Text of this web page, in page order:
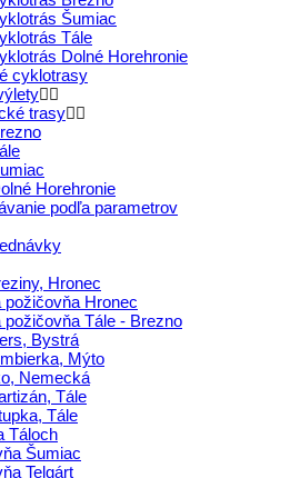
Šumiac
Tále
Dolné Horehronie
cyklotrasy
trasy
Horehronie
podľa parametrov
Hronec
požičovňa Hronec
požičovňa Tále - Brezno
Bystrá
Mýto
Nemecká
Tále
Tále
Táloch
Šumiac
Telgárt